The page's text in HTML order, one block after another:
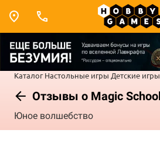
Каталог Настольные игры Детские игры
Отзывы о Magic School
Юное волшебство